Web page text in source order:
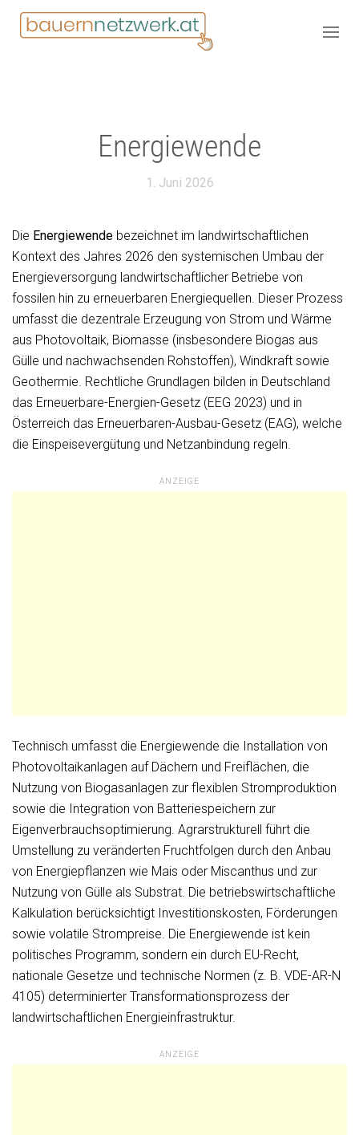
Energiewende
1. Juni 2026
Die Energiewende bezeichnet im landwirtschaftlichen
Kontext des Jahres 2026 den systemischen Umbau der
Energieversorgung landwirtschaftlicher Betriebe von
fossilen hin zu erneuerbaren Energiequellen. Dieser Prozess
umfasst die dezentrale Erzeugung von Strom und Wärme
aus Photovoltaik, Biomasse (insbesondere Biogas aus
Gülle und nachwachsenden Rohstoffen), Windkraft sowie
Geothermie. Rechtliche Grundlagen bilden in Deutschland
das Erneuerbare-Energien-Gesetz (EEG 2023) und in
Österreich das Erneuerbaren-Ausbau-Gesetz (EAG), welche
die Einspeisevergütung und Netzanbindung regeln.
ANZEIGE
Technisch umfasst die Energiewende die Installation von
Photovoltaikanlagen auf Dächern und Freiflächen, die
Nutzung von Biogasanlagen zur flexiblen Stromproduktion
sowie die Integration von Batteriespeichern zur
Eigenverbrauchsoptimierung. Agrarstrukturell führt die
Umstellung zu veränderten Fruchtfolgen durch den Anbau
von Energiepflanzen wie Mais oder Miscanthus und zur
Nutzung von Gülle als Substrat. Die betriebswirtschaftliche
Kalkulation berücksichtigt Investitionskosten, Förderungen
sowie volatile Strompreise. Die Energiewende ist kein
politisches Programm, sondern ein durch EU-Recht,
nationale Gesetze und technische Normen (z. B. VDE-AR-N
4105) determinierter Transformationsprozess der
landwirtschaftlichen Energieinfrastruktur.
ANZEIGE